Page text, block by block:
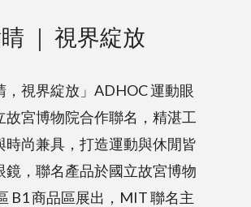
｜ 視界綻放
，視界綻放」ADHOC 運動眼
故宮博物院合作聯名，精湛工
時尚兼具，打造運動與休閒皆
鏡，聯名產品於國立故宮博物
B1 商品區展出，MIT 聯名主